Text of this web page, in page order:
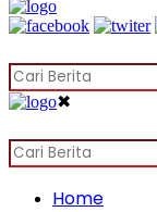
✖
Home